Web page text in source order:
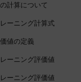
計算について
レーニング計算式
値の定義
ーニング評価値
ーニング評価値